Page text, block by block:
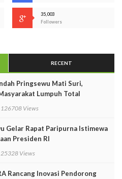
35,003
Followers
RECENT
Pringsewu Mati Suri,
Lumpuh Total
Views
Gelar Rapat Paripurna Istimewa
Presiden RI
Views
Rancang Inovasi Pendorong